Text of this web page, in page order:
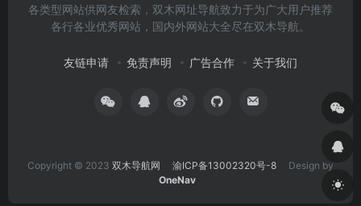
各类型网站供网友检索，双木网址导航致力于为广大用户推荐
各行各业优秀网站，国内外网站大全尽在双木导航。
友链申请 免责声明 广告合作 关于我们
Copyright © 2023 双木导航网 渝ICP备13002320号-8 Design by
OneNav